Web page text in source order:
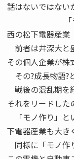
話はないではない
「モノ作り」
西の松下電器産業
前者は井深大と
その個人企業が株
その?成長物語?
戦後の混乱期を
それをリードした
「モノ作り」と
下電器産業も大き
同様に「モノ作